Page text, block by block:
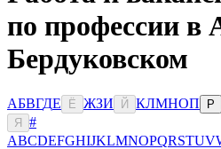
по профессии в
Бердуковском
АБВГДЕ Ё ЖЗИ Й КЛМНОП Р
Я
#
ABCDEFGHIJKLMNOPQRSTUV